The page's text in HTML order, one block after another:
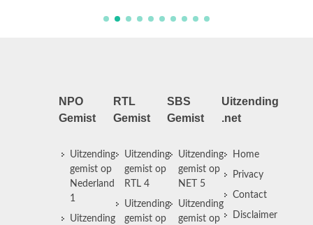
NPO
Gemist
Uitzending
gemist op
Nederland
1
Uitzending
RTL
Gemist
Uitzending
gemist op
RTL 4
Uitzending
gemist op
SBS
Gemist
Uitzending
gemist op
NET 5
Uitzending
gemist op
Uitzending
.net
Home
Privacy
Contact
Disclaimer